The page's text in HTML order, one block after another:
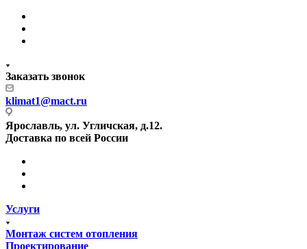
Заказать звонок
klimat1@mact.ru
Ярославль, ул. Угличская, д.12.
Доставка по всей России
Услуги
Монтаж систем отопления
Проектирование